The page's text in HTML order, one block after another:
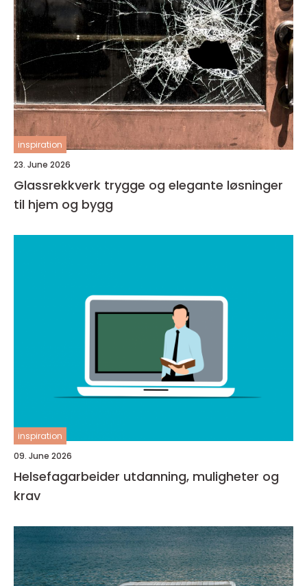
inspiration
23. June 2026
Glassrekkverk trygge og elegante løsninger
til hjem og bygg
inspiration
09. June 2026
Helsefagarbeider utdanning, muligheter og
krav